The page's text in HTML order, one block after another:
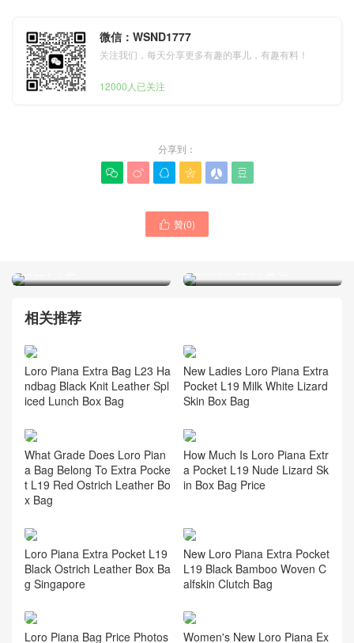
微信：WSND1777
关注我们，每天分享更多有趣的事儿，有趣有料！
12000人已关注
分享到：
     
 贊(0)
Loro piana諾悠翩雅女包
款Loom L25手提包
相关推荐
Loro Piana Extra Bag L23 Ha
ndbag Black Knit Leather Spl
iced Lunch Box Bag
New Ladies Loro Piana Extra
Pocket L19 Milk White Lizard
Skin Box Bag
What Grade Does Loro Pian
a Bag Belong To Extra Pocke
t L19 Red Ostrich Leather Bo
x Bag
How Much Is Loro Piana Extr
a Pocket L19 Nude Lizard Sk
in Box Bag Price
Loro Piana Extra Pocket L19
Black Ostrich Leather Box Ba
g Singapore
New Loro Piana Extra Pocket
L19 Black Bamboo Woven C
alfskin Clutch Bag
Loro Piana Bag Price Photos
Women's New Loro Piana Ex